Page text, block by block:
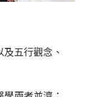
五行觀念、